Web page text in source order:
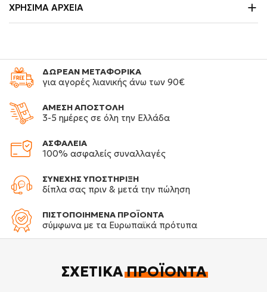
ΧΡΉΣΙΜΑ ΑΡΧΕΊΑ
ΔΩΡΕΑΝ ΜΕΤΑΦΟΡΙΚΑ
για αγορές λιανικής άνω των 90€
ΑΜΕΣΗ ΑΠΟΣΤΟΛΗ
3-5 ημέρες σε όλη την Ελλάδα
ΑΣΦΑΛΕΙΑ
100% ασφαλείς συναλλαγές
ΣΥΝΕΧΗΣ ΥΠΟΣΤΗΡΙΞΗ
δίπλα σας πριν & μετά την πώληση
ΠΙΣΤΟΠΟΙΗΜΕΝΑ ΠΡΟΪΟΝΤΑ
σύμφωνα με τα Ευρωπαϊκά πρότυπα
ΣΧΕΤΙΚΆΠΡΟΪΌΝΤΑ